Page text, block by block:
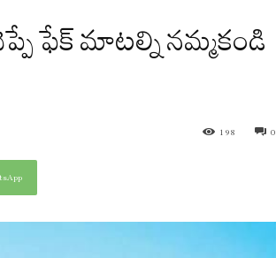
ఫేక్ మాటల్ని నమ్మకండి
0
198